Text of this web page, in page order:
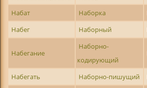
Набат
Наборка
Набег
Наборный
Набегание
Наборно-
кодирующий
Набегать Наборно-пишущий